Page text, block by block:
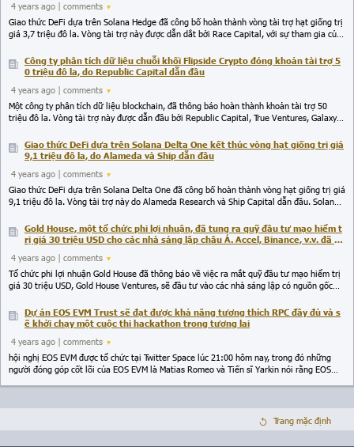
triển bùng nổ cho lĩnh vực này.
4 years ago | comments
Giao thức DeFi dựa trên Solana Hedge đã công bố hoàn thành vòng tài trợ hạt giống trị
giá 3,7 triệu đô la. Vòng tài trợ này được dẫn dắt bởi Race Capital, với sự tham gia của
ngũ của mình.
Công ty phân tích dữ liệu chuỗi khối Flipside Crypto đóng khoản tài trợ 5
0 triệu đô la, do Republic Capital dẫn đầu
4 years ago | comments
Một công ty phân tích dữ liệu blockchain, đã thông báo hoàn thành khoản tài trợ 50
triệu đô la. Vòng tài trợ này được dẫn đầu bởi Republic Capital, True Ventures, Galaxy
Avon Ventures (một quỹ đầu tư mạo hiểm của Fidelity Investments), Lightshed,
Resolute, Boston Seed, Converge, Hutt Capital, Gangeels, Commerce Ventures, Quiet
Giao thức DeFi dựa trên Solana Delta One kết thúc vòng hạt giống trị giá
9,1 triệu đô la, do Alameda và Ship dẫn đầu
4 years ago | comments
Giao thức DeFi dựa trên Solana Delta One đã công bố hoàn thành vòng hạt giống trị giá
9,1 triệu đô la. Vòng tài trợ này do Alameda Research và Ship Capital dẫn đầu. Solana
lập Race Capital Chris McCann và Alfred Chuang đã tham gia đầu tư. Vòng tài trợ này
sẽ được sử dụng để thúc đẩy sự phát triển cốt lõi và phát triển hệ sinh thái của giao
Gold House, một tổ chức phi lợi nhuận, đã tung ra quỹ đầu tư mạo hiểm t
rị giá 30 triệu USD cho các nhà sáng lập châu Á. Accel, Binance, v.v. đã th
4 years ago | comments
Tổ chức phi lợi nhuận Gold House đã thông báo về việc ra mắt quỹ đầu tư mạo hiểm trị
giá 30 triệu USD, Gold House Ventures, sẽ đầu tư vào các nhà sáng lập có nguồn gốc
Capital, Basis Set, Bling Capital, CircleUp, Coatue, Decibel, Eniac, Floodgate, General
Catalyst, GGV, Goodwater, Graph Ventures, Imaginary Ventures, Juxtapose, Lightspeed,
những người khác. Binance Labs và YouTube cũng tham gia tài trợ.
Dự án EOS EVM Trust sẽ đạt được khả năng tương thích RPC đầy đủ và s
ẽ khởi chạy một cuộc thi hackathon trong tương lai
4 years ago | comments
hội nghị EOS EVM được tổ chức tại Twitter Space lúc 21:00 hôm nay, trong đó những
người đóng góp cốt lõi của EOS EVM là Matias Romeo và Tiến sĩ Yarkin nói rằng EOS
khả năng ứng dụng mới, chẳng hạn như chuyển mã thông báo thông qua các cầu nối
xuyên chuỗi mà không cần đảm bảo. Vì EOS là một chuỗi công khai đã được thử nghiệm
Trang mặc định